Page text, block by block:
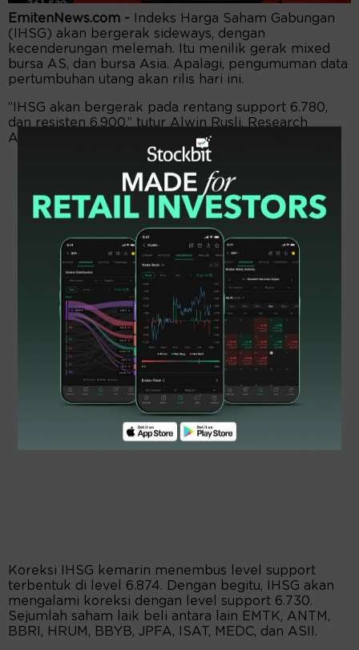
EmitenNews.com -
Indeks Harga Saham Gabungan
(IHSG) akan bergerak sideways, dengan
kecenderungan melemah. Itu menilik gerak mixed
bursa AS, dan bursa Asia. Apalagi, pengumuman data
pertumbuhan utang akan rilis hari ini.
”IHSG akan bergerak pada rentang support 6.780,
dan resisten 6.900,” tutur Alwin Rusli, Research
Analyst Reliance Sekuritas, Rabu (13/2).
Koreksi IHSG kemarin menembus level support
terbentuk di level 6.874. Dengan begitu, IHSG akan
mengalami koreksi dengan level support 6.730.
Sejumlah saham laik beli antara lain EMTK, ANTM,
BBRI, HRUM, BBYB, JPFA, ISAT, MEDC, dan ASII.